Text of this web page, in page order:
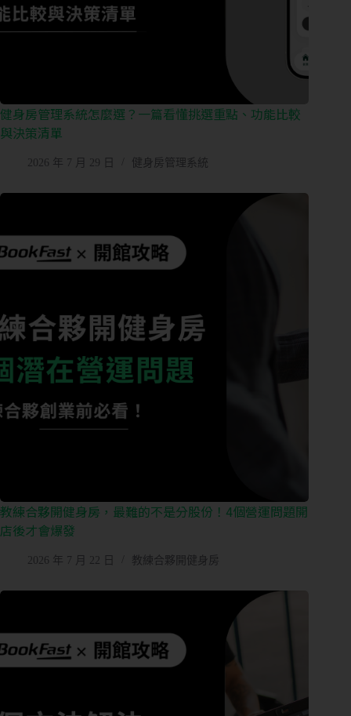
健身房管理系統怎麼選？一篇看懂挑選重點、功能比較
與決策清單
2026 年 7 月 29 日 健身房管理系統
教練合夥開健身房，最難的不是分股份！4個營運問題開
店後才會爆發
2026 年 7 月 22 日 教練合夥開健身房